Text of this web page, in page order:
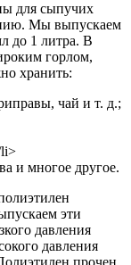
для сыпучих
Мы выпускаем
до 1 литра. В
горлом,
хранить:
чай и т. д.;
li>
и многое другое.
эти
давления
давления